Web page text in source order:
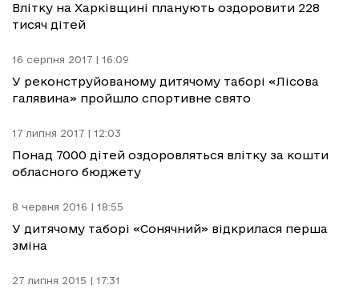
Влітку на Харківщині планують оздоровити 228
тисяч дітей
16 серпня 2017 | 16:09
У реконструйованому дитячому таборі «Лісова
галявина» пройшло спортивне свято
17 липня 2017 | 12:03
Понад 7000 дітей оздоровляться влітку за кошти
обласного бюджету
8 червня 2016 | 18:55
У дитячому таборі «Сонячний» відкрилася перша
зміна
27 липня 2015 | 17:31